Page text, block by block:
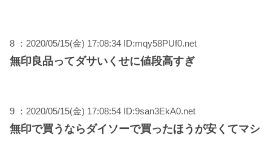
8 ：2020/05/15(金) 17:08:34 ID:mqy58PUf0.net
無印良品ってダサいくせに値段高すぎ
9 ：2020/05/15(金) 17:08:54 ID:9san3EkA0.net
無印で買うならダイソーで買ったほうが安くてマシ